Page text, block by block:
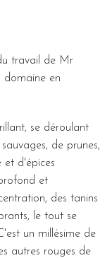
travail de Mr
domaine en
se déroulant
de prunes,
et d'épices
et
des tanins
le tout se
un millésime de
autres rouges de